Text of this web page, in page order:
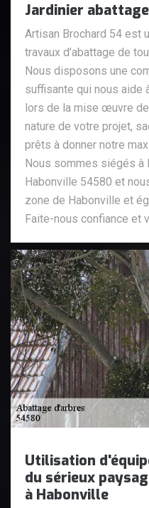
Jardinier
Artisan Brochard 54 est
travaux d’abattage de
Nous disposons une
suffisante qui nous aide
lors de la mise œuvre
nature de votre projet,
prêts à donner notre
Nous sommes siégés à
Habonville 54580 et
zone de Habonville et
Faite-nous confiance et
Utilisation
du sérieux
à Habonville